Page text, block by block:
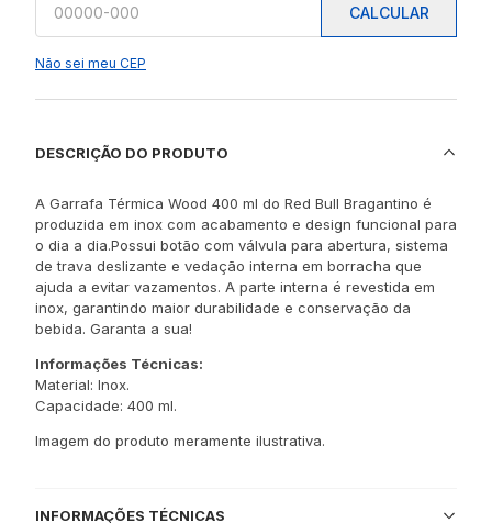
CALCULAR
Não sei meu CEP
DESCRIÇÃO DO PRODUTO
A Garrafa Térmica Wood 400 ml do Red Bull Bragantino é
produzida em inox com acabamento e design funcional para
o dia a dia.Possui botão com válvula para abertura, sistema
de trava deslizante e vedação interna em borracha que
ajuda a evitar vazamentos. A parte interna é revestida em
inox, garantindo maior durabilidade e conservação da
bebida. Garanta a sua!
Informações Técnicas:
Material: Inox.
Capacidade: 400 ml.
Imagem do produto meramente ilustrativa.
INFORMAÇÕES TÉCNICAS